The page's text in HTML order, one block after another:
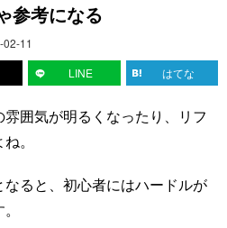
参考になる
11
LINE はてな
囲気が明るくなったり、リフ
。
ると、初心者にはハードルが